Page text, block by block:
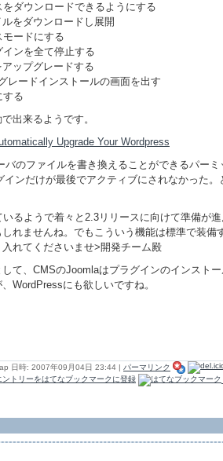
ダウンロードできるようにする
をダウンロードし展開
ードにする
ンを全て停止する
ップグレードする
レードインストールの画面を出す
する
出来るようです。
Upgrade Your Wordpress
のファイルを書き換えることができるパーミ
ンだけが最後でアクティブにされなかった。
いるようで着々と2.3リリースに向けて準備が進
れませんね。でもこういう機能は標準で装備
れてくださいませ>開発チーム殿
て、CMSのJoomlaはプラグインのインスト
WordPressにも欲しいですね。
日時: 2007年09月04日 23:44 | パーマリンク